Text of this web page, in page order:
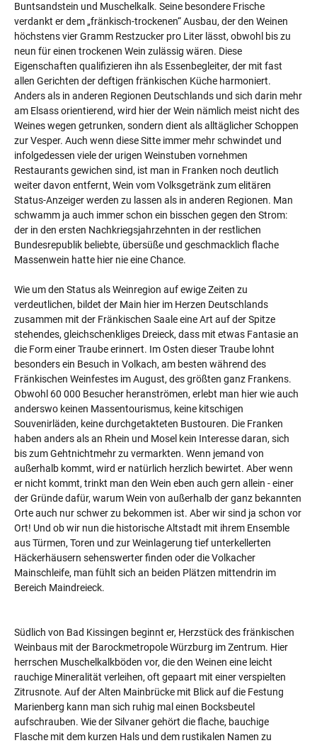
Buntsandstein und Muschelkalk. Seine besondere Frische
verdankt er dem „fränkisch-trockenen“ Ausbau, der den Weinen
höchstens vier Gramm Restzucker pro Liter lässt, obwohl bis zu
neun für einen trockenen Wein zulässig wären. Diese
Eigenschaften qualifizieren ihn als Essenbegleiter, der mit fast
allen Gerichten der deftigen fränkischen Küche harmoniert.
Anders als in anderen Regionen Deutschlands und sich darin mehr
am Elsass orientierend, wird hier der Wein nämlich meist nicht des
Weines wegen getrunken, sondern dient als alltäglicher Schoppen
zur Vesper. Auch wenn diese Sitte immer mehr schwindet und
infolgedessen viele der urigen Weinstuben vornehmen
Restaurants gewichen sind, ist man in Franken noch deutlich
weiter davon entfernt, Wein vom Volksgetränk zum elitären
Status-Anzeiger werden zu lassen als in anderen Regionen. Man
schwamm ja auch immer schon ein bisschen gegen den Strom:
der in den ersten Nachkriegsjahrzehnten in der restlichen
Bundesrepublik beliebte, übersüße und geschmacklich flache
Massenwein hatte hier nie eine Chance.
Wie um den Status als Weinregion auf ewige Zeiten zu
verdeutlichen, bildet der Main hier im Herzen Deutschlands
zusammen mit der Fränkischen Saale eine Art auf der Spitze
stehendes, gleichschenkliges Dreieck, dass mit etwas Fantasie an
die Form einer Traube erinnert. Im Osten dieser Traube lohnt
besonders ein Besuch in Volkach, am besten während des
Fränkischen Weinfestes im August, des größten ganz Frankens.
Obwohl 60 000 Besucher heranströmen, erlebt man hier wie auch
anderswo keinen Massentourismus, keine kitschigen
Souvenirläden, keine durchgetakteten Bustouren. Die Franken
haben anders als an Rhein und Mosel kein Interesse daran, sich
bis zum Gehtnichtmehr zu vermarkten. Wenn jemand von
außerhalb kommt, wird er natürlich herzlich bewirtet. Aber wenn
er nicht kommt, trinkt man den Wein eben auch gern allein - einer
der Gründe dafür, warum Wein von außerhalb der ganz bekannten
Orte auch nur schwer zu bekommen ist. Aber wir sind ja schon vor
Ort! Und ob wir nun die historische Altstadt mit ihrem Ensemble
aus Türmen, Toren und zur Weinlagerung tief unterkellerten
Häckerhäusern sehenswerter finden oder die Volkacher
Mainschleife, man fühlt sich an beiden Plätzen mittendrin im
Bereich Maindreieck.
Südlich von Bad Kissingen beginnt er, Herzstück des fränkischen
Weinbaus mit der Barockmetropole Würzburg im Zentrum. Hier
herrschen Muschelkalkböden vor, die den Weinen eine leicht
rauchige Mineralität verleihen, oft gepaart mit einer verspielten
Zitrusnote. Auf der Alten Mainbrücke mit Blick auf die Festung
Marienberg kann man sich ruhig mal einen Bocksbeutel
aufschrauben. Wie der Silvaner gehört die flache, bauchige
Flasche mit dem kurzen Hals und dem rustikalen Namen zu